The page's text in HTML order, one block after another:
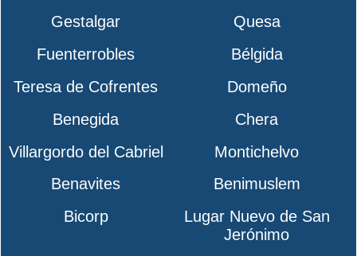
Gestalgar
Quesa
Fuenterrobles
Bélgida
Teresa de Cofrentes
Domeño
Benegida
Chera
Villargordo del Cabriel
Montichelvo
Benavites
Benimuslem
Bicorp
Lugar Nuevo de San
Jerónimo